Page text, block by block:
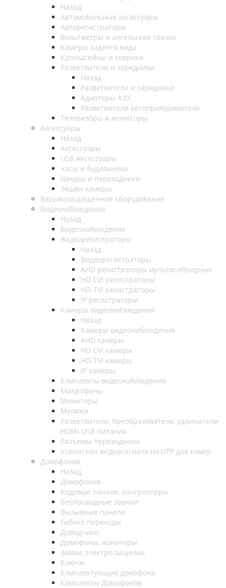
Назад
Автомобильные аксессуары
Авторегистраторы
Вольтметры и ангельские глазки
Камеры заднего вида
Кронштейны и коврики
Разветвители и зарядники
Назад
Разветвители и зарядники
Адаптеры АЗУ
Разветвители автоприкуривателя
Телевизоры и мониторы
Аксессуары
Назад
Аксессуары
USB Аксессуары
часы и будильники
Шнуры и переходники
Экшен камеры
Взрывозащищенное оборудование
Видеонаблюдение
Назад
Видеонаблюдение
Видеорегистраторы
Назад
Видеорегистраторы
AHD регистраторы мультигибридные
HD CVI регистраторы
HD-TVI регистраторы
IP регистраторы
Камеры видеонаблюдения
Назад
Камеры видеонаблюдения
AHD камеры
HD CVI камеры
HD-TVI камеры
IP камеры
Комплекты видеонаблюдения
Микрофоны
Мониторы
Муляжи
Разветвители, преобразователи, удлинители
HDMI USB питания
Разъемы переходники
Усилители видеосигнала по UTP для камер
Домофония
Назад
Домофония
Кодовые панели, контроллеры
Беспроводные звонки
Вызывные панели
Гибкие переходы
Доводчики
Домофоны, мониторы
Замки, электро защелки
Ключи
Комплектующие домофона
Комплекты Домофонов